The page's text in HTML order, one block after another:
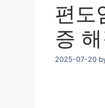
편도
증
2025-07-20